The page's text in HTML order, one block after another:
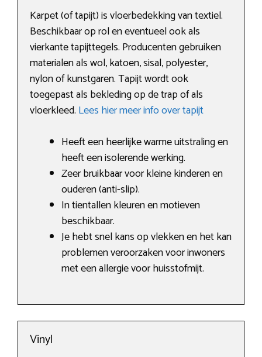
Karpet (of tapijt) is vloerbedekking van textiel.
Beschikbaar op rol en eventueel ook als
vierkante tapijttegels. Producenten gebruiken
materialen als wol, katoen, sisal, polyester,
nylon of kunstgaren. Tapijt wordt ook
toegepast als bekleding op de trap of als
vloerkleed. Lees hier meer info over tapijt
Heeft een heerlijke warme uitstraling en
heeft een isolerende werking.
Zeer bruikbaar voor kleine kinderen en
ouderen (anti-slip).
In tientallen kleuren en motieven
beschikbaar.
Je hebt snel kans op vlekken en het kan
problemen veroorzaken voor inwoners
met een allergie voor huisstofmijt.
Vinyl